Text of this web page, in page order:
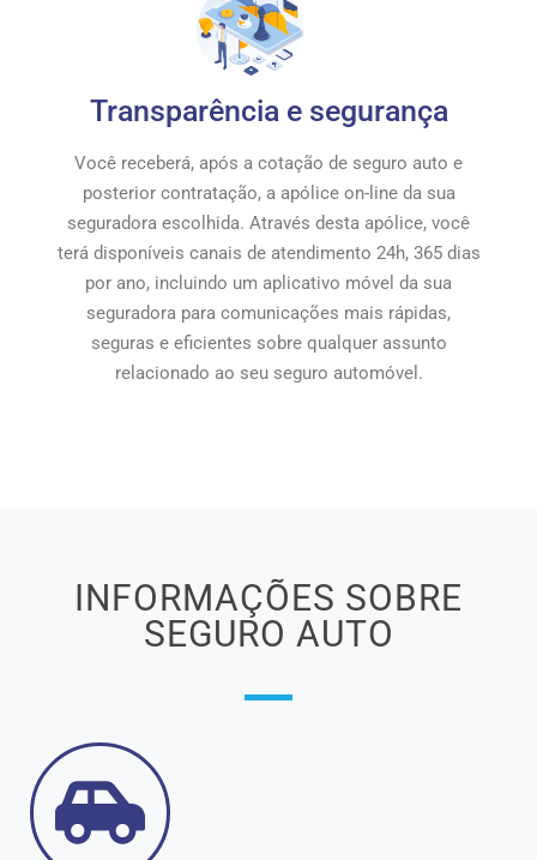
Transparência e segurança
Você receberá, após a cotação de seguro auto e
posterior contratação, a apólice on-line da sua
seguradora escolhida. Através desta apólice, você
terá disponíveis canais de atendimento 24h, 365 dias
por ano, incluindo um aplicativo móvel da sua
seguradora para comunicações mais rápidas,
seguras e eficientes sobre qualquer assunto
relacionado ao seu seguro automóvel.
INFORMAÇÕES SOBRE
SEGURO AUTO